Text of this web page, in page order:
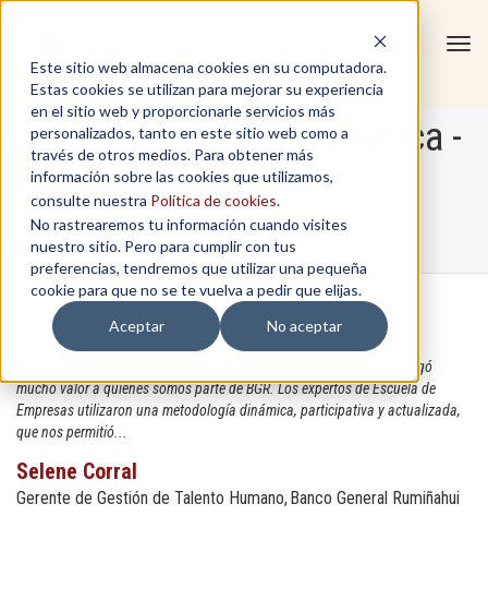
Este sitio web almacena cookies en su computadora.
Estas cookies se utilizan para mejorar su experiencia
en el sitio web y proporcionarle servicios más
personalizados, tanto en este sitio web como a
través de otros medios. Para obtener más
información sobre las cookies que utilizamos,
consulte nuestra Política de cookies.
No rastrearemos tu información cuando visites
nuestro sitio. Pero para cumplir con tus
preferencias, tendremos que utilizar una pequeña
cookie para que no se te vuelva a pedir que elijas.
Aceptar
No aceptar
Taller Gerencia Estratégica -
BGR
Home / In-Company / Taller Gerencia Estratégica - BGR
Este curso directivo fue una experiencia positiva y diferente que agregó
mucho valor a quienes somos parte de BGR. Los expertos de Escuela de
Empresas utilizaron una metodología dinámica, participativa y actualizada,
que nos permitió...
Selene Corral
Gerente de Gestión de Talento Humano Banco General Rumiñahui